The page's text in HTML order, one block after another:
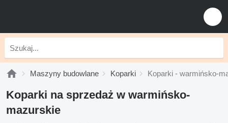
Maszyny budowlane Koparki Koparki - warmińsko-
Koparki na sprzedaż w warmińsko-
mazurskie